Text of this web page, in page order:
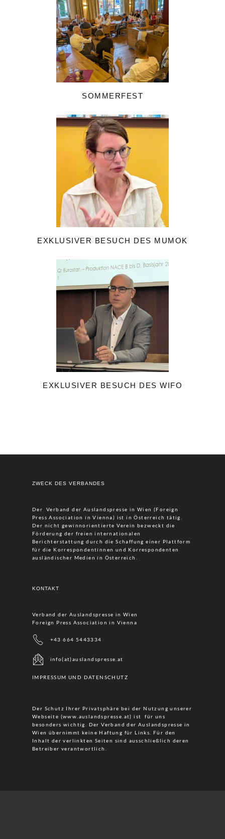
SOMMERFEST
EXKLUSIVER BESUCH DES MUMOK
EXKLUSIVER BESUCH DES WIFO
ZWECK DES VERBANDES
Der Verband der Auslandspresse in Wien (Foreign
Press Association in Vienna) ist in Österreich tätig.
Der nicht gewinnorientierte Verein bezweckt die
Förderung der freien internationalen
Berichterstattung durch die Schaffung einer Plattform
für die Korrespondentinnen und Korrespondenten
ausländischer Medien in Österreich.
KONTAKT
Verband der Auslandspresse in Wien
Foreign Press Association in Vienna
+43 664 5443334
info(at)auslandspresse.at
IMPRESSUM UND DATENSCHUTZ
Der Schutz Ihrer Privatsphäre bei der Nutzung unserer
Webseite (www.auslandspresse.at) ist für uns
besonders wichtig. Der Verband der Auslandspresse in
Wien übernimmt keine Haftung für Links. Für den
Inhalt der verlinkten Seiten sind ausschließlich deren
Betreiber verantwortlich.